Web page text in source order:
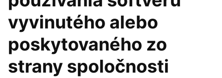
vyvinutého alebo
poskytovaného zo
strany spoločnosti